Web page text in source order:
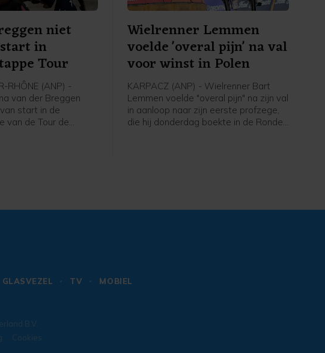
niet
in
Tour
RHÔNE (ANP) -
van der Breggen
start in de
van de Tour de
Wielrenner Lemmen
voelde 'overal pijn' na val
voor winst in Polen
KARPACZ (ANP) - Wielrenner Bart
Lemmen voelde "overal pijn" na zijn val
in aanloop naar zijn eerste profzege,
die hij donderdag boekte in de Ronde
GLASVEZEL TV
MOBIEL
B.V.
Cookies